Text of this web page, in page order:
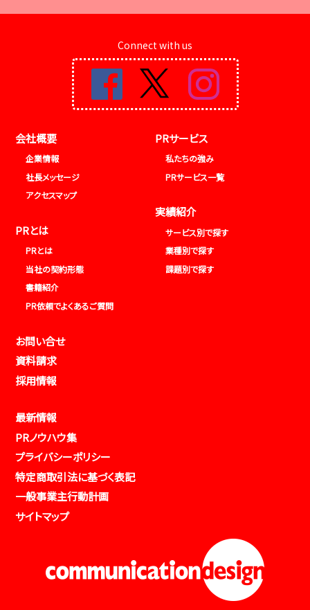
Connect with us
会社概要
企業情報
社長メッセージ
アクセスマップ
PRとは
PRとは
当社の契約形態
書籍紹介
PR依頼でよくあるご質問
PRサービス
私たちの強み
PRサービス一覧
実績紹介
サービス別で探す
業種別で探す
課題別で探す
お問い合せ
資料請求
採用情報
最新情報
PRノウハウ集
プライバシーポリシー
特定商取引法に基づく表記
一般事業主行動計画
サイトマップ